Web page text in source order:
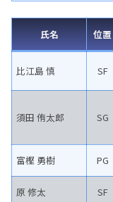
氏名 位置
比江島 慎 SF
須田 侑太郎 SG
富樫 勇樹 PG
原 修太 SF